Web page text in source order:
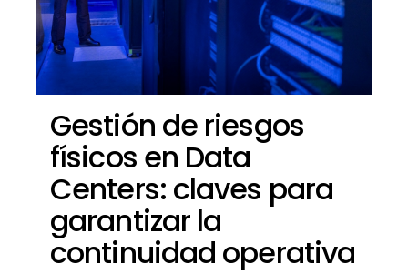
Gestión de riesgos
físicos en Data
Centers: claves para
garantizar la
continuidad operativa